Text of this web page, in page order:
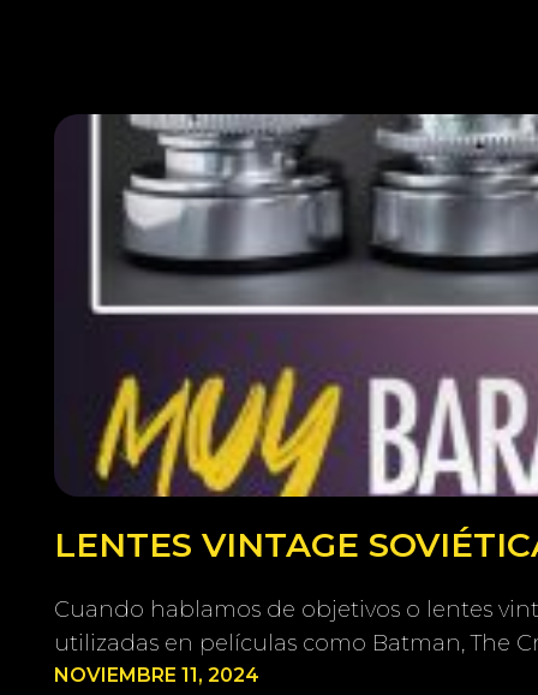
LENTES VINTAGE
Cuando hablamos de objetivos o lentes
utilizadas en películas como Batman, The
NOVIEMBRE 11, 2024